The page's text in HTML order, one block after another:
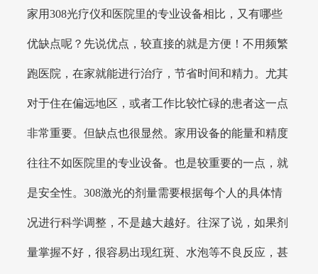
家用308光疗仪和医院里的专业设备相比，又有哪些
优缺点呢？先说优点，较直接的就是方便！不用频繁
跑医院，在家就能进行治疗，节省时间和精力。尤其
对于住在偏远地区，或者工作比较忙碌的患者这一点
非常重要。但缺点也很显然。家用设备的能量和精度
往往不如医院里的专业设备。也是较重要的一点，就
是安全性。308激光的剂量需要根据每个人的具体情
况进行科学调整，不是越大越好。往深了说，如果剂
量掌握不好，很容易出现红斑、水泡等不良反应，甚